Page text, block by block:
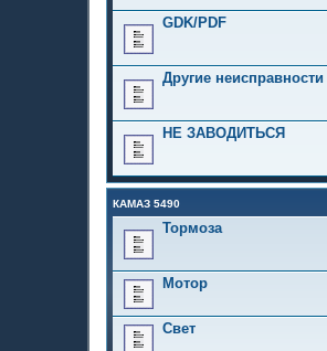
GDK/PDF
Другие неисправности
НЕ ЗАВОДИТЬСЯ
КАМАЗ 5490
Тормоза
Мотор
Свет